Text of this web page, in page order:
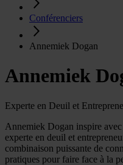
Conférenciers
Annemiek Dogan
Annemiek
Experte en Deuil et
Annemiek Dogan inspire
experte en deuil et
combinaison puissante de
pratiques pour faire face à la